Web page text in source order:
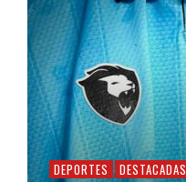
DEPORTES DESTACADAS